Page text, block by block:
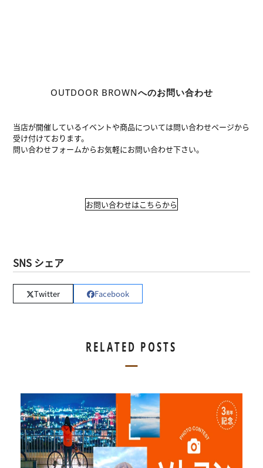
OUTDOOR BROWNへのお問い合わせ
当店が開催しているイベントや商品については問い合わせページから
受け付けております。
問い合わせフォームからお気軽にお問い合わせ下さい。
お問い合わせはこちらから
SNS シェア
Twitter Facebook
RELATED POSTS